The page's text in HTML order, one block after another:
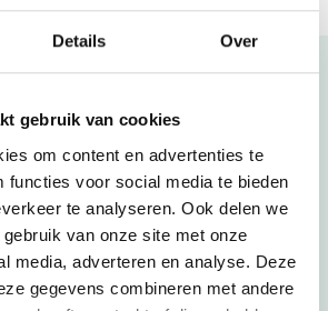
Details Over
gebruik van cookies
om content en advertenties te
functies voor social media te bieden
te analyseren. Ook delen we
van onze site met onze
media, adverteren en analyse. Deze
gegevens combineren met andere